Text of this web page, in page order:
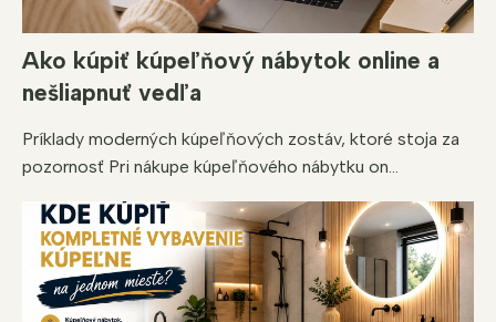
Ako kúpiť kúpeľňový nábytok online a
nešliapnuť vedľa
Príklady moderných kúpeľňových zostáv, ktoré stoja za
pozornosť Pri nákupe kúpeľňového nábytku on...